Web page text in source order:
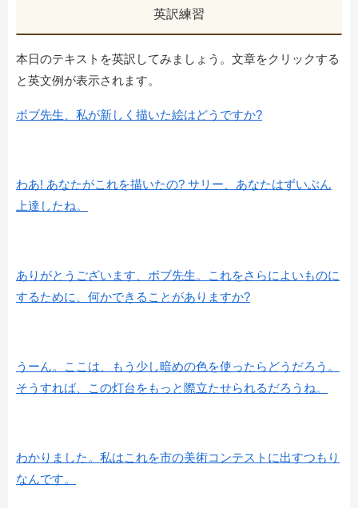
英訳練習
本日のテキストを英訳してみましょう。文章をクリックする
と英文例が表示されます。
ボブ先生、私が新しく描いた絵はどうですか?
わあ! あなたがこれを描いたの? サリー、あなたはずいぶん
上達したね。
ありがとうございます、ボブ先生。これをさらによいものに
するために、何かできることがありますか?
うーん。ここは、もう少し暗めの色を使ったらどうだろう。
そうすれば、この灯台をもっと際立たせられるだろうね。
わかりました。私はこれを市の美術コンテストに出すつもり
なんです。